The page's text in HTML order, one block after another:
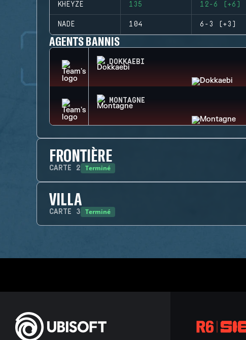
KHEYZE 135 12-6 (+6)
NADE 104 6-3 (+3)
AGENTS BANNIS
DOKKAEBI
MONTAGNE
FRONTIÈRE
CARTE 2 Terminé
VILLA
CARTE 3 Terminé